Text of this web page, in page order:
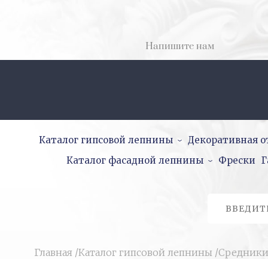
Напишите нам
Каталог гипсовой лепнины
Декоративная
Каталог фасадной лепнины
Фрески
Главная /Каталог гипсовой лепнины /Средники